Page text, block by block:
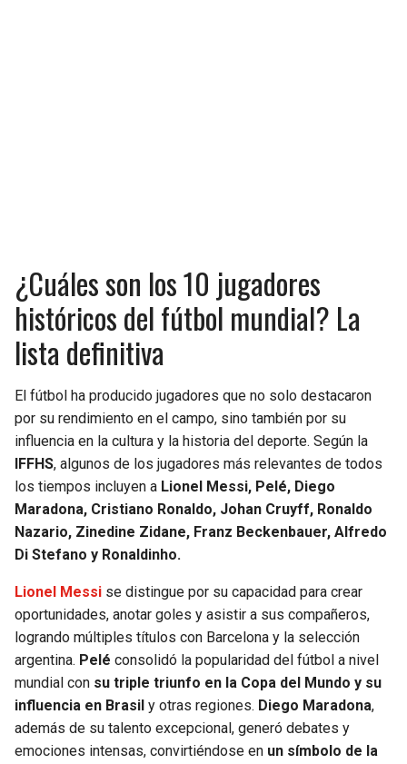
¿Cuáles son los 10 jugadores
históricos del fútbol mundial? La
lista definitiva
El fútbol ha producido jugadores que no solo destacaron
por su rendimiento en el campo, sino también por su
influencia en la cultura y la historia del deporte. Según la
IFFHS, algunos de los jugadores más relevantes de todos
los tiempos incluyen a Lionel Messi, Pelé, Diego
Maradona, Cristiano Ronaldo, Johan Cruyff, Ronaldo
Nazario, Zinedine Zidane, Franz Beckenbauer, Alfredo
Di Stefano y Ronaldinho.
Lionel Messi se distingue por su capacidad para crear
oportunidades, anotar goles y asistir a sus compañeros,
logrando múltiples títulos con Barcelona y la selección
argentina. Pelé consolidó la popularidad del fútbol a nivel
mundial con su triple triunfo en la Copa del Mundo y su
influencia en Brasil y otras regiones. Diego Maradona,
además de su talento excepcional, generó debates y
emociones intensas, convirtiéndose en un símbolo de la